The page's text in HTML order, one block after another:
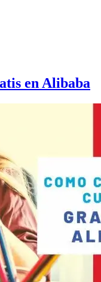
en Alibaba